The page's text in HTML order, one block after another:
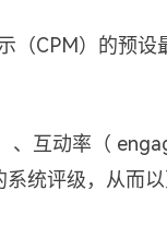
（CPM）的预设
、互动率（
统评级，从而